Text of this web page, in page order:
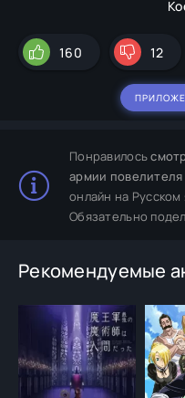
160 12
Понравилось
армии
онлайн на
Обязательно
Рекомендуемые